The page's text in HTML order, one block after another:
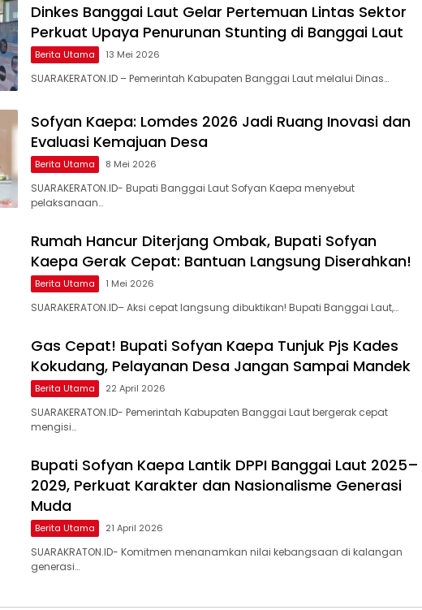
Dinkes Banggai Laut Gelar Pertemuan Lintas Sektor
Perkuat Upaya Penurunan Stunting di Banggai Laut
Berita Utama 13 Mei 2026
SUARAKERATON.ID – Pemerintah Kabupaten Banggai Laut melalui Dinas…
Sofyan Kaepa: Lomdes 2026 Jadi Ruang Inovasi dan
Evaluasi Kemajuan Desa
Berita Utama 8 Mei 2026
SUARAKERATON.ID- Bupati Banggai Laut Sofyan Kaepa menyebut
pelaksanaan…
Rumah Hancur Diterjang Ombak, Bupati Sofyan
Kaepa Gerak Cepat: Bantuan Langsung Diserahkan!
Berita Utama 1 Mei 2026
SUARAKERATON.ID– Aksi cepat langsung dibuktikan! Bupati Banggai Laut,…
Gas Cepat! Bupati Sofyan Kaepa Tunjuk Pjs Kades
Kokudang, Pelayanan Desa Jangan Sampai Mandek
Berita Utama 22 April 2026
SUARAKERATON.ID- Pemerintah Kabupaten Banggai Laut bergerak cepat
mengisi…
Bupati Sofyan Kaepa Lantik DPPI Banggai Laut 2025–
2029, Perkuat Karakter dan Nasionalisme Generasi
Muda
Berita Utama 21 April 2026
SUARAKRATON.ID- Komitmen menanamkan nilai kebangsaan di kalangan
generasi…